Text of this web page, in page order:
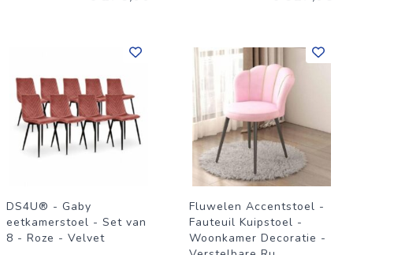
DS4U® - Gaby
eetkamerstoel - Set van
8 - Roze - Velvet
Fluwelen Accentstoel -
Fauteuil Kuipstoel -
Woonkamer Decoratie -